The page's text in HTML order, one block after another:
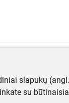
slapukų (angl.
su